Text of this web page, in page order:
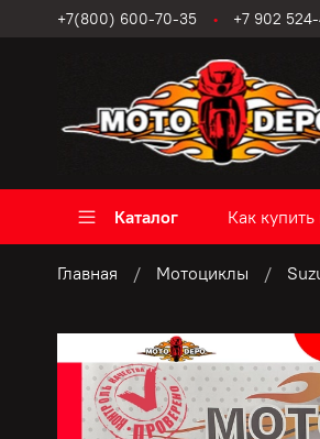
+7(800) 600-70-35 +7 902 524-
Каталог Как
Главная Мотоциклы